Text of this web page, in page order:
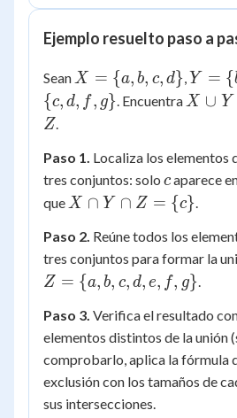
|B
C| +
|A
\cap
\cap
C|
- 1 -
2 +
1 =
8
Ejemplo resuelto paso a
Sean X
= \
c,
d\}
X = {a, b, c, d},Y
=
c,
e,
f\}
Y = {
{c, d, f, g}. Encuentra X
\cup
Z
X ∪ Y
Z.
Paso 1. Localiza los elementos
tres conjuntos: solo c
caparece
que X
Y
\cap
Z =
{c\}
X ∩ Y ∩ Z = {c}.
Paso 2. Reúne todos los
tres conjuntos para formar la
Z = {a, b, c, d, e, f, g}.
Paso 3. Verifica el resultado
elementos distintos de la unión
comprobarlo, aplica la fórmula
exclusión con los tamaños de
sus intersecciones.